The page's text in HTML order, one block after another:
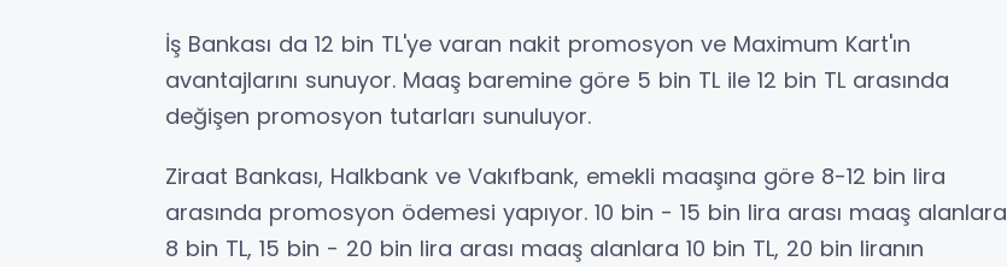
İş Bankası da 12 bin TL'ye varan nakit promosyon ve Maximum Kart'ın
avantajlarını sunuyor. Maaş baremine göre 5 bin TL ile 12 bin TL arasında
değişen promosyon tutarları sunuluyor.
Ziraat Bankası, Halkbank ve Vakıfbank, emekli maaşına göre 8-12 bin lira
arasında promosyon ödemesi yapıyor. 10 bin - 15 bin lira arası maaş alanlara
8 bin TL, 15 bin - 20 bin lira arası maaş alanlara 10 bin TL, 20 bin liranın